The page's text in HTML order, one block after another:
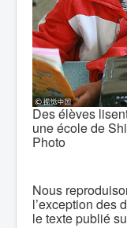
Des élèves
une école de
Photo
Nous
l’exception des
le texte publié